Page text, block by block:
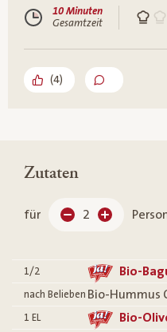
10 Minuten
Gesamtzeit
(4)
Zutaten
für 2
1/2 Bio-
nach Belieben Bio-Hummus
1 EL
Bio-